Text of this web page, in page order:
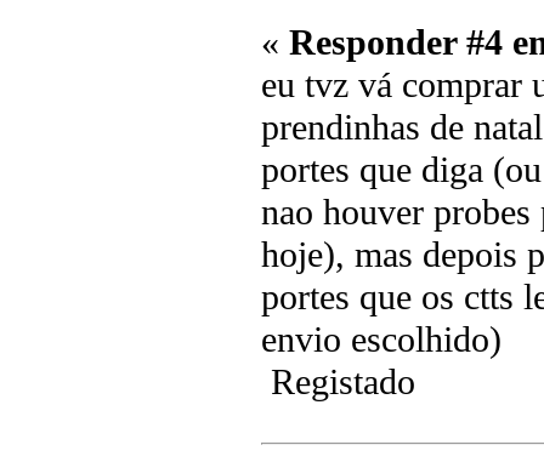
« Responder #4
eu tvz vá comprar
prendinhas de
portes que diga
nao houver
hoje), mas depois
portes que os ctts
envio escolhido)
Registado